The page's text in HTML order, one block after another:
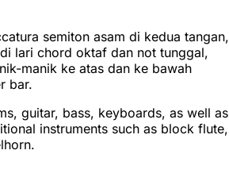
semiton asam di kedua tangan,
lari chord oktaf dan not tunggal,
manik ke atas dan ke bawah
bar.
guitar, bass, keyboards, as well as
instruments such as block flute,